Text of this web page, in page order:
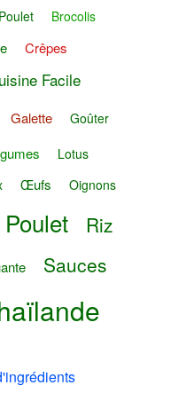
Brocolis
Crêpes
Facile
Galette Goûter
Lotus
Œufs Oignons
Poulet Riz
Sauces